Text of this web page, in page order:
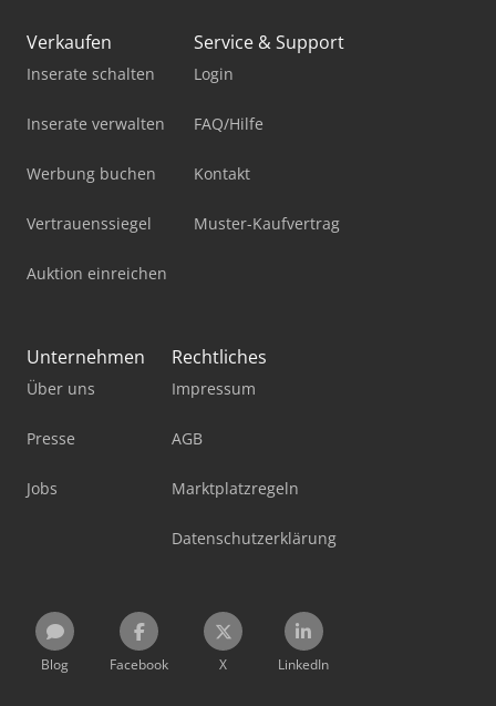
Verkaufen
Inserate schalten
Inserate verwalten
Werbung buchen
Vertrauenssiegel
Auktion einreichen
Service & Support
Login
FAQ/Hilfe
Kontakt
Muster-Kaufvertrag
Unternehmen
Über uns
Presse
Jobs
Rechtliches
Impressum
AGB
Marktplatzregeln
Datenschutzerklärung
Blog Facebook X LinkedIn